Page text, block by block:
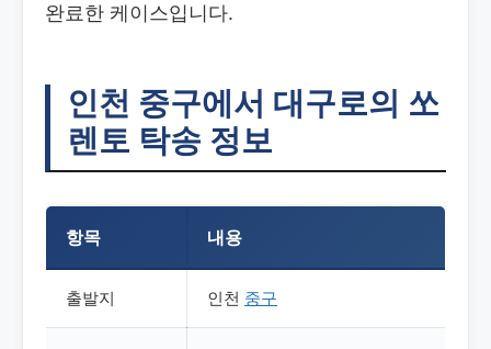
완료한 케이스입니다.
인천 중구에서 대구로의 쏘
렌토 탁송 정보
항목 내용
출발지 인천 중구